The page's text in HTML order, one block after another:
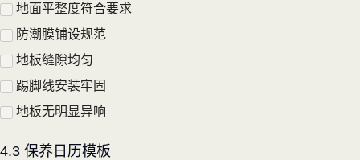
地面平整度符合要求
防潮膜铺设规范
地板缝隙均匀
踢脚线安装牢固
地板无明显异响
4.3 保养日历模板